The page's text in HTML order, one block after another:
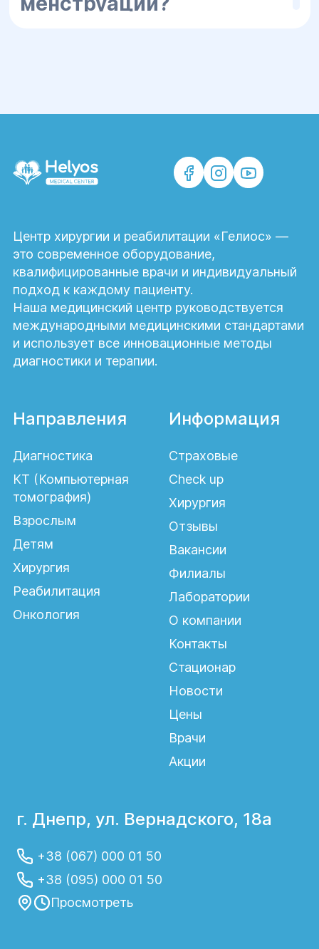
Какие альтернативные
методы диагностики
Для оценки состояния маточных труб
применяют гистеросальпингографию,
ультразвуковую гистеросальпингоскопию
(эхо-ГСГ), диагностическую
лапароскопию, а также комплексное
ультразвуковое обследование органов
малого таза.
проходимость маточных
Непосредственно возраст не является
причиной нарушения проходимости,
однако с годами возрастает риск
развития воспалительных процессов,
эндометриоза, оперативных
вмешательств и других состояний,
которые могут негативно влиять на
функцию маточных труб.
Можно ли восстановить
проходимость маточных
труб без хирургического
вмешательства?
Это зависит от причины непроходимости.
Если она связана с воспалительным
выраженных спайках или анатомических
лапароскопическую операцию или
использование вспомогательных
репродуктивных технологий.
Центр хирургии и реабилитации «Гелиос» —
это современное оборудование,
квалифицированные врачи и индивидуальный
подход к каждому пациенту.
Наша медицинский центр руководствуется
международными медицинскими стандартами
и использует все инновационные методы
диагностики и терапии.
Направления
Диагностика
КТ (Компьютерная
томография)
Взрослым
Детям
Хирургия
Реабилитация
Онкология
Информация
Страховые
Check up
Хирургия
Отзывы
Вакансии
Филиалы
Лаборатории
О компании
Контакты
Стационар
Новости
Цены
Врачи
Акции
г. Днепр, ул. Вернадского, 18а
+38 (067) 000 01 50
+38 (095) 000 01 50
Просмотреть